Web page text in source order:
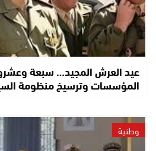
عيد العرش المجيد… سبعة
المؤسسات وترسيخ منظومة
وطنية